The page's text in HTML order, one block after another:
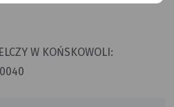
W KOŃSKOWOLI: